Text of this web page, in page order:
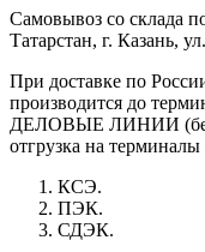
Самовывоз со склада
Татарстан, г. Казань,
При доставке по
производится до
ДЕЛОВЫЕ ЛИНИИ
отгрузка на терминалы
КСЭ.
ПЭК.
СДЭК.